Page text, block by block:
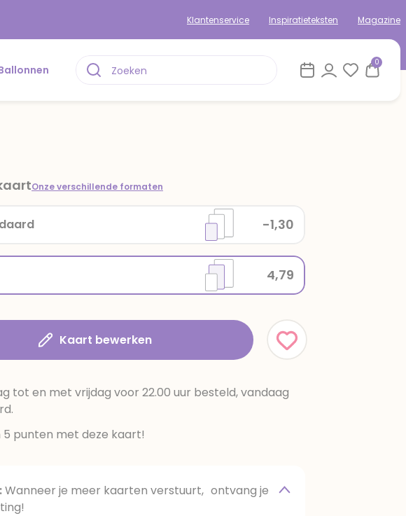
Klantenservice Inspiratieteksten Magazine
0
Onze verschillende formaten
4,79
-1,30
Kaart bewerken
tot en met vrijdag voor 22.00 uur besteld, vandaag
5 punten met deze kaart!
Wanneer je meer kaarten verstuurt, ontvang je